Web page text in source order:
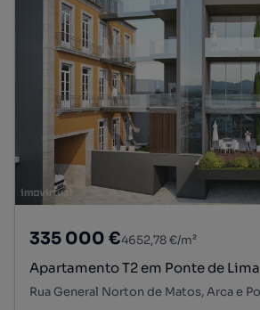
335 000 €4652,78 €/m²
Apartamento T2 em Ponte de Lima